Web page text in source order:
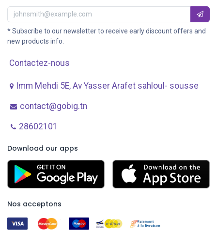
* Subscribe to our newsletter to receive early discount offers and
new products info.
Contactez-nous
Imm Mehdi 5E, Av ​Yasser Arafet sahloul- sousse
contact@gobig.tn
28602101
Download our apps
Nos acceptons